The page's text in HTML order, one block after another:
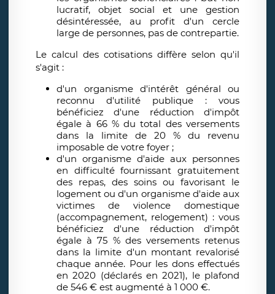
lucratif, objet social et une gestion
désintéressée, au profit d'un cercle
large de personnes, pas de contrepartie.
Le calcul des cotisations diffère selon qu'il
s'agit :
d'un organisme d'intérêt général ou
reconnu d'utilité publique : vous
bénéficiez d'une réduction d'impôt
égale à 66 % du total des versements
dans la limite de 20 % du revenu
imposable de votre foyer ;
d'un organisme d'aide aux personnes
en difficulté fournissant gratuitement
des repas, des soins ou favorisant le
logement ou d'un organisme d'aide aux
victimes de violence domestique
(accompagnement, relogement) : vous
bénéficiez d'une réduction d'impôt
égale à 75 % des versements retenus
dans la limite d'un montant revalorisé
chaque année. Pour les dons effectués
en 2020 (déclarés en 2021), le plafond
de 546 € est augmenté à 1 000 €.